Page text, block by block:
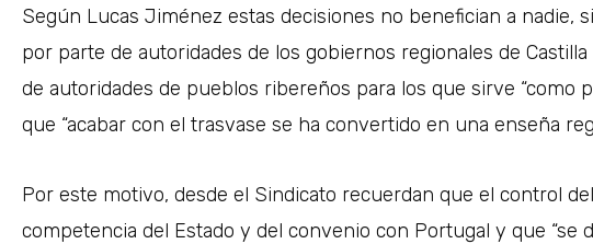
Según Lucas Jiménez estas decisiones no benefician a nadie,
por parte de autoridades de los gobiernos regionales de
de autoridades de pueblos ribereños para los que sirve “como
que “acabar con el trasvase se ha convertido en una enseña
Por este motivo, desde el Sindicato recuerdan que el control
competencia del Estado y del convenio con Portugal y que “se